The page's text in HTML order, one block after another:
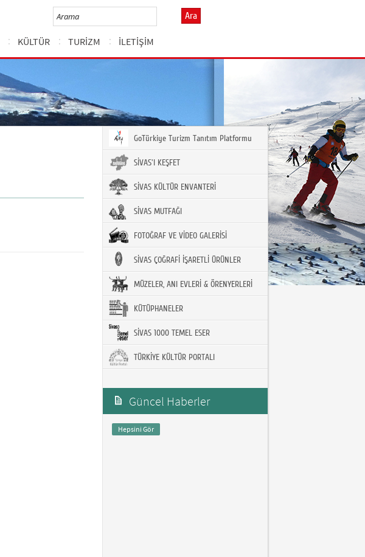
Ara
KÜLTÜR TURİZM İLETİŞİM
GoTürkiye Turizm Tanıtım Platformu
SİVAS'I KEŞFET
SİVAS KÜLTÜR ENVANTERİ
SİVAS MUTFAĞI
FOTOĞRAF VE VİDEO GALERİSİ
SİVAS ÇOĞRAFİ İŞARETLİ ÜRÜNLER
MÜZELER, ANI EVLERİ & ÖRENYERLERİ
KÜTÜPHANELER
SİVAS 1000 TEMEL ESER
TÜRKİYE KÜLTÜR PORTALI
Güncel Haberler
Hepsini Gör